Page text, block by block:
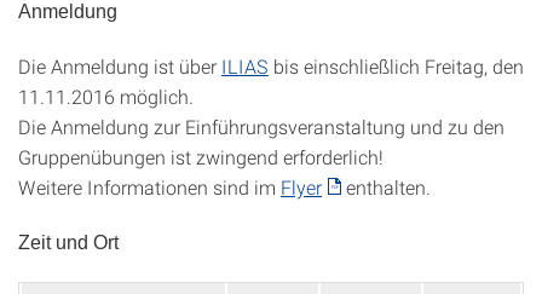
Anmeldung
Die Anmeldung ist über ILIAS bis einschließlich Freitag, den
11.11.2016 möglich.
Die Anmeldung zur Einführungsveranstaltung und zu den
Gruppenübungen ist zwingend erforderlich!
Weitere Informationen sind im Flyer enthalten.
Zeit und Ort